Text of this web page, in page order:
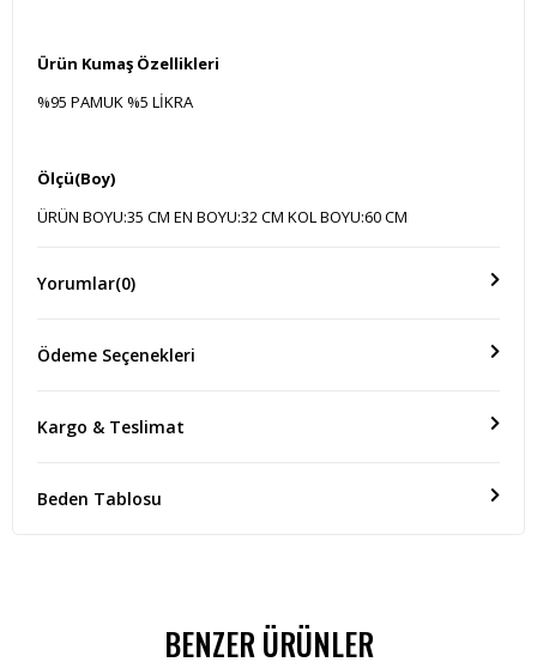
Ürün Kumaş Özellikleri
%95 PAMUK %5 LİKRA
Ölçü(Boy)
ÜRÜN BOYU:35 CM EN BOYU:32 CM KOL BOYU:60 CM
Yorumlar(0)
Ödeme Seçenekleri
Kargo & Teslimat
Beden Tablosu
BENZER ÜRÜNLER